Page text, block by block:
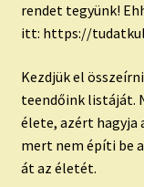
rendet tegyünk!
itt: https://
Kezdjük el
teendőink listáját.
élete, azért hagyja
mert nem építi be
át az életét.